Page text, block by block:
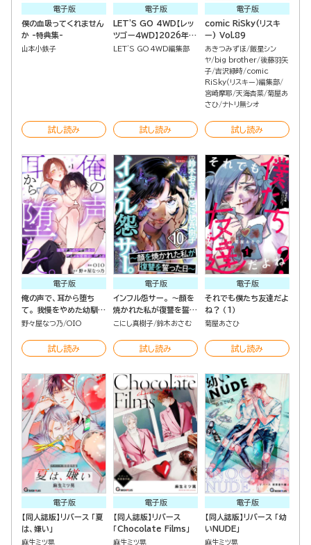
電子版
僕の血吸ってくれません
か -特典集-
山本小鉄子
試し読み
電子版
LET'S GO 4WD【レッ
ツゴー４ＷＤ】2026年
09月号
LET'S GO 4WD編集部
試し読み
電子版
comic RiSky(リスキ
ー) Vol.89
あきつみずほ 飯星シン
ヤ
big brother 後藤羽矢
子 吉沢緑時 comic
RiSky（リスキー）編集部
宮崎摩耶 天海杏菜 菊屋あ
さひ ナトリ無シオ
試し読み
電子版
俺の声で、耳から堕ち
て。 我慢をやめた幼馴染
のワカラセ愛撫は重すぎ
野々屋なつ乃 OIO
試し読み
電子版
インフル怨サー。 ～顔を
焼かれた私が復讐を誓っ
た日～ （10）
こにし真樹子 鈴木おさむ
試し読み
電子版
それでも僕たち友達だよ
ね？ （1）
菊屋あさひ
試し読み
電子版
【同人誌版】リバース 「夏
は、嫌い」
麻生ミツ晃
電子版
【同人誌版】リバース
「Chocolate Films」
麻生ミツ晃
電子版
【同人誌版】リバース 「幼
いNUDE」
麻生ミツ晃